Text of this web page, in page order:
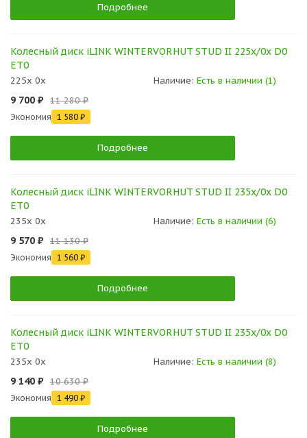
Подробнее
Колесный диск iLINK WINTERVORHUT STUD II 225x/0x D0
ET0
225x 0x Наличие: Есть в наличии (1)
9 700 ₽ 11 280 ₽
Экономия 1 580 ₽
Подробнее
Колесный диск iLINK WINTERVORHUT STUD II 235x/0x D0
ET0
235x 0x Наличие: Есть в наличии (6)
9 570 ₽ 11 130 ₽
Экономия 1 560 ₽
Подробнее
Колесный диск iLINK WINTERVORHUT STUD II 235x/0x D0
ET0
235x 0x Наличие: Есть в наличии (8)
9 140 ₽ 10 630 ₽
Экономия 1 490 ₽
Подробнее